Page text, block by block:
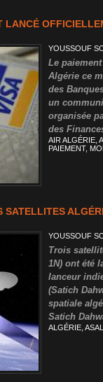
LANCÉ
YOUSSOUF
Le
Algérie ce
des
un
organisée
des
AIR ALGÉRIE
PAIEMENT,
YOUSSOUF
Trois
1N) ont été
lanceur
(Satich
spatiale
Satich
ALGÉRIE ASAL